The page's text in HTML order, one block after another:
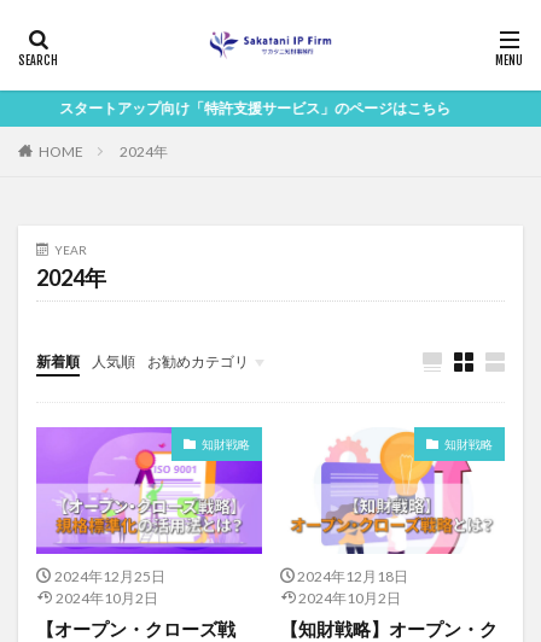
スタートアップ向け「特許支援サービス」のページはこちら
HOME 2024年
YEAR
2024年
新着順 人気順 お勧めカテゴリ
Uncategorized
知財戦略
2024年12月25日
2024年10月2日
【オープン・クローズ戦
知財戦略
2024年12月18日
2024年10月2日
【知財戦略】オープン・ク